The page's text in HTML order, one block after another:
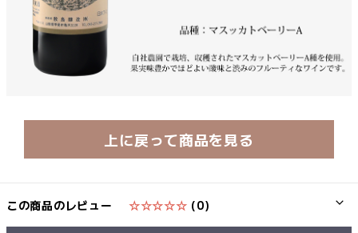
上に戻って商品を見る
この商品のレビュー ☆☆☆☆☆ (0)